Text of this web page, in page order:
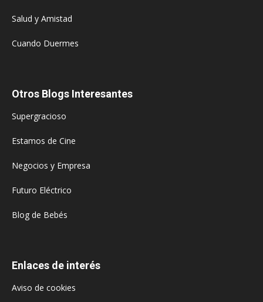
Salud y Amistad
Cuando Duermes
Otros Blogs Interesantes
Supergracioso
Estamos de Cine
Negocios y Empresa
Futuro Eléctrico
Blog de Bebés
Enlaces de interés
Aviso de cookies